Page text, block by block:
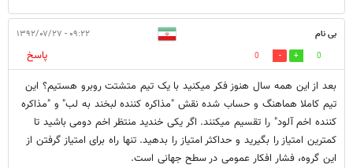
بی نام ۰۹:۲۲ - ۱۳۹۲/۰۷/۲۷
0
0
پاسخ
بعد از این همه سال هنوز فکر میکنید با یک تیم متشتت روبرو هستیم؟ این
تیم کاملا هماهنگ و حساب شده نقش "مذاکره کننده لبخند به لب" و "مذاکره
کننده اخم آلود" را تقسیم میکنند. اگر یکی خندید منتظر اخم دومی باشید تا
کمترین امتیاز را بگیرید و حداکثر امتیاز را بدهید. تنها راه برای امتیاز گرفتن از
این گروه، فشار افکار عمومی در سطح جهانی است.